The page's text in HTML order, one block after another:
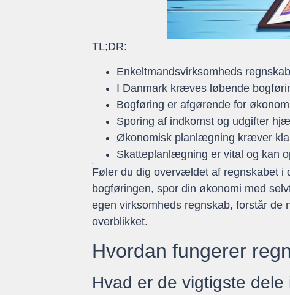
TL;DR:
Enkeltmandsvirksomheds
I Danmark kræves løbende
Bogføring er afgørende for
Sporing af indkomst og udgifter
Økonomisk planlægning kræver
Skatteplanlægning er vital og kan
Føler du dig overvældet af regnskabet
bogføringen, spor din økonomi med
egen virksomheds regnskab, forstår de
overblikket.
Hvordan fungerer
Hvad er de vigtigste